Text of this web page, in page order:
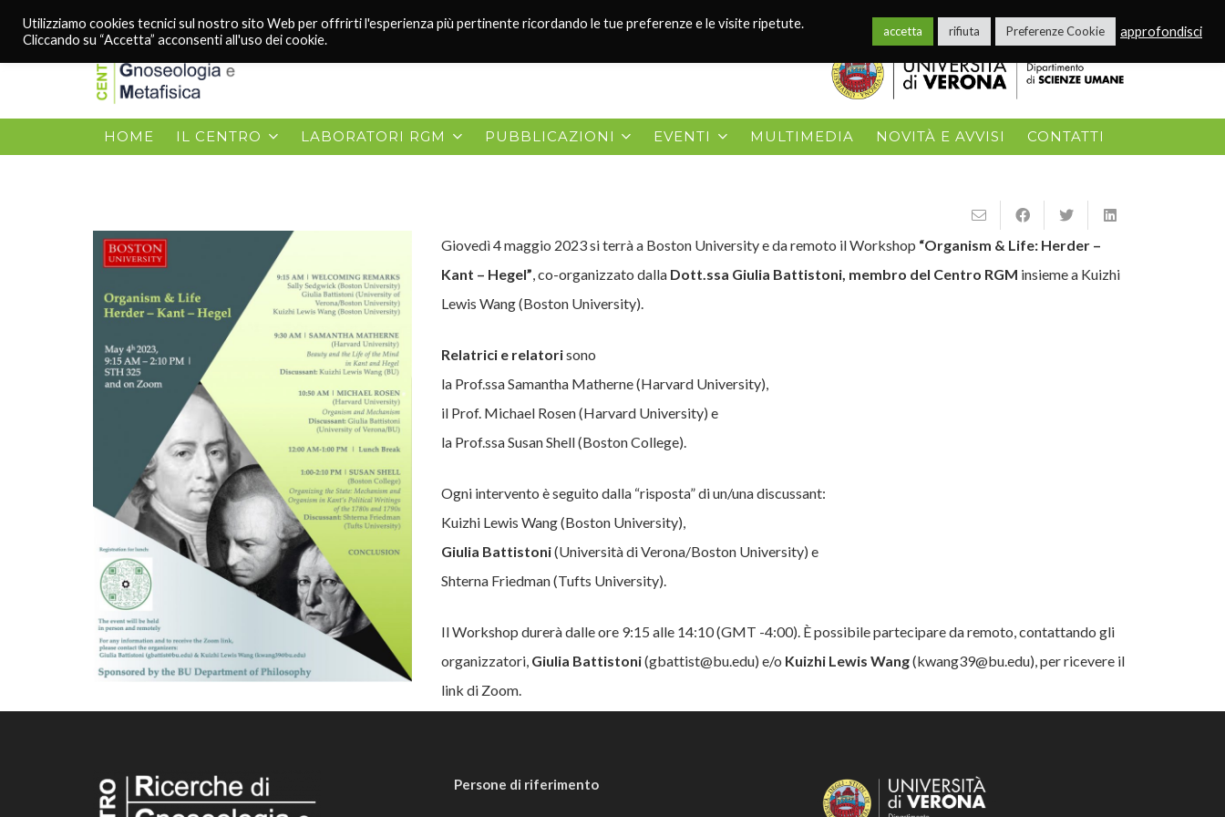
Italian
HOME IL CENTRO LABORATORI RGM PUBBLICAZIONI EVENTI MULTIMEDIA NOVITÀ E AVVISI CONTATTI
Giovedì 4 maggio 2023 si terrà a Boston University e da remoto il Workshop “Organism & Life: Herder –
Kant – Hegel”, co-organizzato dalla Dott.ssa Giulia Battistoni, membro del Centro RGM insieme a Kuizhi
Lewis Wang (Boston University).
Relatrici e relatorisono
la Prof.ssa Samantha Matherne (Harvard University),
il Prof. Michael Rosen (Harvard University) e
la Prof.ssa Susan Shell (Boston College).
Ogni intervento è seguito dalla “risposta” di un/una discussant:
Kuizhi Lewis Wang (Boston University),
Giulia Battistoni(Università di Verona/Boston University) e
Shterna Friedman (Tufts University).
Il Workshop durerà dalle ore 9:15 alle 14:10 (GMT -4:00). È possibile partecipare da remoto, contattando gli
organizzatori, Giulia Battistoni(gbattist@bu.edu) e/o Kuizhi Lewis Wang(kwang39@bu.edu), per ricevere il
link di Zoom.
Persone di riferimento
Utilizziamo cookies tecnici sul nostro sito Web per offrirti l'esperienza più pertinente ricordando le tue preferenze e le visite ripetute.
Cliccando su “Accetta” acconsenti all'uso dei cookie.
accetta rifiuta Preferenze Cookie approfondisci